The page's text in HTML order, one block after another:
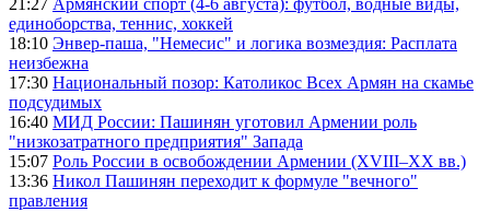
21:27 Армянский спорт (4-6 августа): футбол, водные виды,
единоборства, теннис, хоккей
18:10 Энвер-паша, "Немесис" и логика возмездия: Расплата
неизбежна
17:30 Национальный позор: Католикос Всех Армян на скамье
подсудимых
16:40 МИД России: Пашинян уготовил Армении роль
"низкозатратного предприятия" Запада
15:07 Роль России в освобождении Армении (XVIII–XX вв.)
13:36 Никол Пашинян переходит к формуле "вечного"
правления